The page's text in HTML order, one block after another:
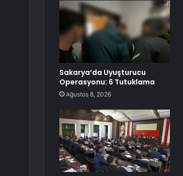
Sakarya’da Uyuşturucu
Operasyonu: 6 Tutuklama
Ağustos 8, 2026